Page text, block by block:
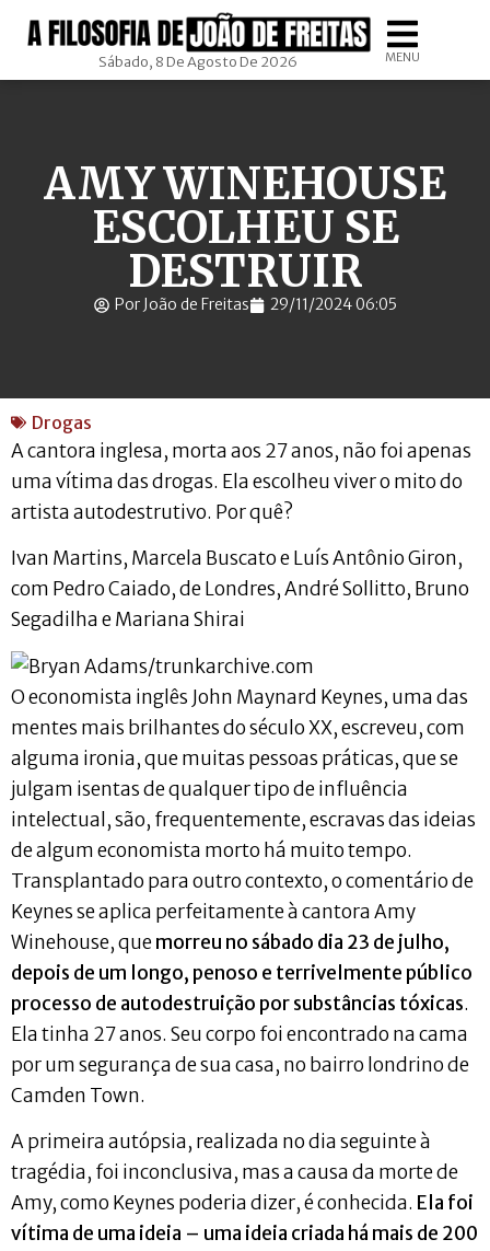
Sábado, 8 De Agosto De 2026 MENU
AMY WINEHOUSE
ESCOLHEU SE
DESTRUIR
Por João de Freitas 29/11/2024 06:05
Drogas
A cantora inglesa, morta aos 27 anos, não foi apenas
uma vítima das drogas. Ela escolheu viver o mito do
artista autodestrutivo. Por quê?
Ivan Martins, Marcela Buscato e Luís Antônio Giron,
com Pedro Caiado, de Londres, André Sollitto, Bruno
Segadilha e Mariana Shirai
O economista inglês John Maynard Keynes, uma das
mentes mais brilhantes do século XX, escreveu, com
alguma ironia, que muitas pessoas práticas, que se
julgam isentas de qualquer tipo de influência
intelectual, são, frequentemente, escravas das ideias
de algum economista morto há muito tempo.
Transplantado para outro contexto, o comentário de
Keynes se aplica perfeitamente à cantora Amy
Winehouse, quemorreu no sábado dia 23 de julho,
depois de um longo, penoso e terrivelmente público
processo de autodestruição por substâncias tóxicas.
Ela tinha 27 anos. Seu corpo foi encontrado na cama
por um segurança de sua casa, no bairro londrino de
Camden Town.
A primeira autópsia, realizada no dia seguinte à
tragédia, foi inconclusiva, mas a causa da morte de
Amy, como Keynes poderia dizer, é conhecida. Ela foi
vítima de uma ideia – uma ideia criada há mais de 200